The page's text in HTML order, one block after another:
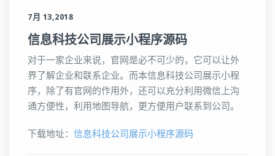
7月 13,2018
信息科技公司展示小程序源码
对于一家企业来说，官网是必不可少的，它可以让外
界了解企业和联系企业。而本信息科技公司展示小程
序，除了有官网的作用外，还可以充分利用微信上沟
通方便性，利用地图导航，更方便用户联系到公司。
下载地址： 信息科技公司展示小程序源码